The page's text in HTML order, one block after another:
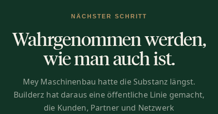
NÄCHSTER SCHRITT
Wahrgenommen werden,
wie man auch ist.
Mey Maschinenbau hatte die Substanz längst.
Builderz hat daraus eine öffentliche Linie gemacht,
die Kunden, Partner und Netzwerk